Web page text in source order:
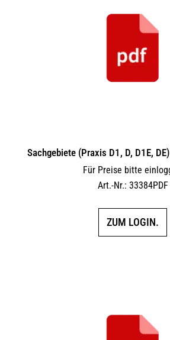
Sachgebiete (Praxis D1, D, D1E,
Für Preise bitte
Art.-Nr.: 33384PDF
ZUM LOGIN.